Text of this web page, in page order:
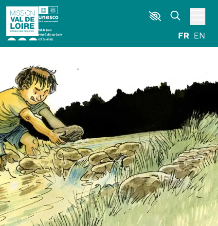
Aller au contenu principal
DÉCOUVRIR
EXPLORER
ARPENTER
HABITER
AGENDA
ACTUALITÉS
RESSOURCES
ICONOTHÈQUE
LA MISSION VAL DE LOIRE
G La Garzette
Le journal le plus lu les pieds dans l'eau.
Abonnez-vous !